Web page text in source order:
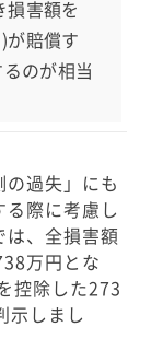
損害額を
が賠償す
のが相当
の過失」にも
る際に考慮し
は、全損害額
万円とな
控除した273
示しまし